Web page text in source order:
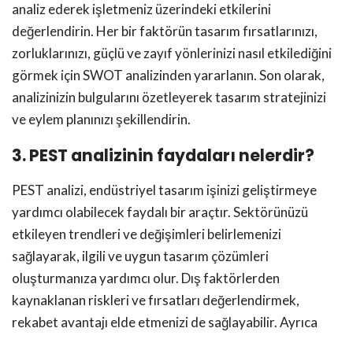
analiz ederek işletmeniz üzerindeki etkilerini
değerlendirin. Her bir faktörün tasarım fırsatlarınızı,
zorluklarınızı, güçlü ve zayıf yönlerinizi nasıl etkilediğini
görmek için SWOT analizinden yararlanın. Son olarak,
analizinizin bulgularını özetleyerek tasarım stratejinizi
ve eylem planınızı şekillendirin.
3. PEST analizinin faydaları nelerdir?
PEST analizi, endüstriyel tasarım işinizi geliştirmeye
yardımcı olabilecek faydalı bir araçtır. Sektörünüzü
etkileyen trendleri ve değişimleri belirlemenizi
sağlayarak, ilgili ve uygun tasarım çözümleri
oluşturmanıza yardımcı olur. Dış faktörlerden
kaynaklanan riskleri ve fırsatları değerlendirmek,
rekabet avantajı elde etmenizi de sağlayabilir. Ayrıca